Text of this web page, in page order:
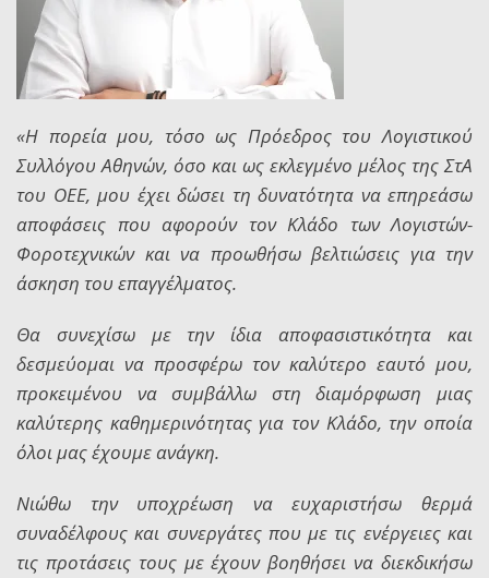
«Η πορεία μου, τόσο ως Πρόεδρος του Λογιστικού
Συλλόγου Αθηνών, όσο και ως εκλεγμένο μέλος της ΣτΑ
του ΟΕΕ, μου έχει δώσει τη δυνατότητα να επηρεάσω
αποφάσεις που αφορούν τον Κλάδο των Λογιστών-
Φοροτεχνικών και να προωθήσω βελτιώσεις για την
άσκηση του επαγγέλματος.
Θα συνεχίσω με την ίδια αποφασιστικότητα και
δεσμεύομαι να προσφέρω τον καλύτερο εαυτό μου,
προκειμένου να συμβάλλω στη διαμόρφωση μιας
καλύτερης καθημερινότητας για τον Κλάδο, την οποία
όλοι μας έχουμε ανάγκη.
Νιώθω την υποχρέωση να ευχαριστήσω θερμά
συναδέλφους και συνεργάτες που με τις ενέργειες και
τις προτάσεις τους με έχουν βοηθήσει να διεκδικήσω